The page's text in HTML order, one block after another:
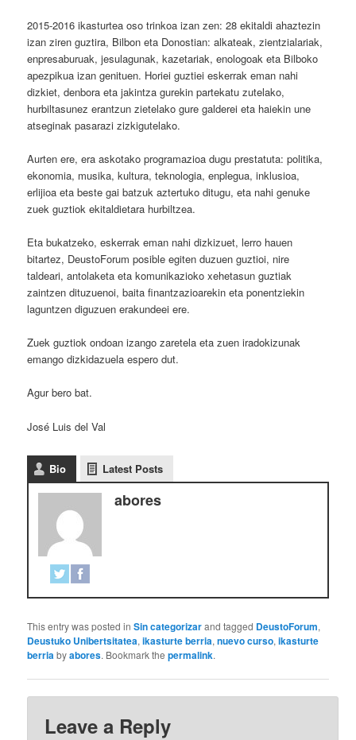
2015-2016 ikasturtea oso trinkoa izan zen: 28 ekitaldi ahaztezin
izan ziren guztira, Bilbon eta Donostian: alkateak, zientzialariak,
enpresaburuak, jesulagunak, kazetariak, enologoak eta Bilboko
apezpikua izan genituen. Horiei guztiei eskerrak eman nahi
dizkiet, denbora eta jakintza gurekin partekatu zutelako,
hurbiltasunez erantzun zietelako gure galderei eta haiekin une
atseginak pasarazi zizkigutelako.
Aurten ere, era askotako programazioa dugu prestatuta: politika,
ekonomia, musika, kultura, teknologia, enplegua, inklusioa,
erlijioa eta beste gai batzuk aztertuko ditugu, eta nahi genuke
zuek guztiok ekitaldietara hurbiltzea.
Eta bukatzeko, eskerrak eman nahi dizkizuet, lerro hauen
bitartez, DeustoForum posible egiten duzuen guztioi, nire
taldeari, antolaketa eta komunikazioko xehetasun guztiak
zaintzen dituzuenoi, baita finantzazioarekin eta ponentziekin
laguntzen diguzuen erakundeei ere.
Zuek guztiok ondoan izango zaretela eta zuen iradokizunak
emango dizkidazuela espero dut.
Agur bero bat.
José Luis del Val
Bio Latest Posts
abores
This entry was posted inSin categorizarand tagged DeustoForum,
Deustuko Unibertsitatea,ikasturte berria,nuevo curso,ikasturte
berria byabores. Bookmark thepermalink.
Leave a Reply